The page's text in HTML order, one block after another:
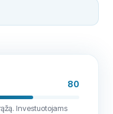
80
Investuotojams